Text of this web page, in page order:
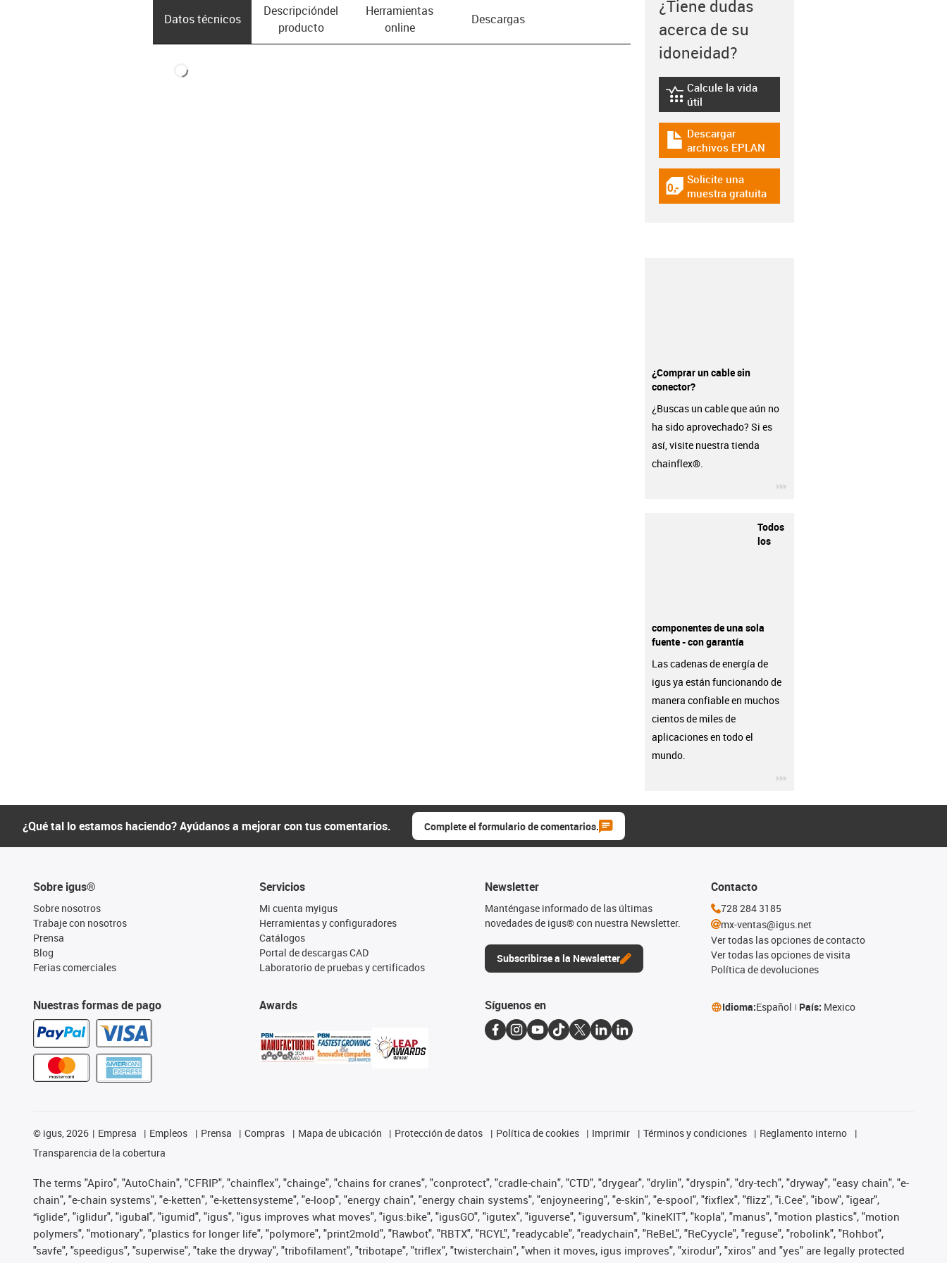
Datos técnicos
Descripción­del
producto
Herramientas
online
Descargas
¿Tiene dudas
acerca de su
idoneidad?
igus-icon-lebensdauerrechner
Calcule la vida
útil
igus-icon-download-plan
Descargar
archivos EPLAN
igus-icon-gratismuster
Solicite una
muestra gratuita
¿Comprar un cable sin
conector?
¿Buscas un cable que aún no
ha sido aprovechado? Si es
así, visite nuestra tienda
chainflex®.
Todos
los
componentes de una sola
fuente - con garantía
Las cadenas de energía de
igus ya están funcionando de
manera confiable en muchos
cientos de miles de
aplicaciones en todo el
mundo.
¿Qué tal lo estamos haciendo? Ayúdanos a mejorar con tus comentarios. Complete el formulario de comentarios.
Sobre igus®
Sobre nosotros
Trabaje con nosotros
Prensa
Blog
Ferias comerciales
Nuestras formas de pago
Servicios
Mi cuenta myigus
Herramientas y configuradores
Catálogos
Portal de descargas CAD
Laboratorio de pruebas y certificados
Awards
Newsletter
Manténgase informado de las últimas
novedades de igus® con nuestra Newsletter.
Subscribirse a la Newsletter
Contacto
728 284 3185
mx-ventas@igus.net
Ver todas las opciones de contacto
Ver todas las opciones de visita
Política de devoluciones
Síguenos en Idioma:Español País: Mexico
© igus, 2026 Empresa Empleos Prensa Compras Mapa de ubicación Protección de datos Política de cookies Imprimir Términos y condiciones
Reglamento interno
Transparencia de la cobertura
The terms "Apiro", "AutoChain", "CFRIP", "chainflex", "chainge", "chains for cranes", "conprotect", "cradle-chain", "CTD", "drygear", "drylin", "dryspin", "dry-tech", "dryway", "easy chain", "e-
chain", "e-chain systems", "e-ketten", "e-kettensysteme", "e-loop", "energy chain", "energy chain systems", "enjoyneering", "e-skin", "e-spool", "fixflex", "flizz", "i.Cee", "ibow", "igear",
“iglide”, "iglidur", "igubal", "igumid", "igus", "igus improves what moves", "igus:bike", "igusGO", "igutex", "iguverse", "iguversum", "kineKIT", "kopla", "manus", "motion plastics", "motion
polymers", "motionary", "plastics for longer life", "polymore", "print2mold", "Rawbot", "RBTX", "RCYL", "readycable", "readychain", "ReBeL", "ReCyycle", "reguse", "robolink", "Rohbot",
"savfe", "speedigus", "superwise", "take the dryway", "tribofilament", "tribotape", "triflex", "twisterchain", "when it moves, igus improves", "xirodur", "xiros" and "yes" are legally protected